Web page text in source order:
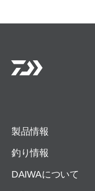
製品情報
釣り情報
DAIWAについて